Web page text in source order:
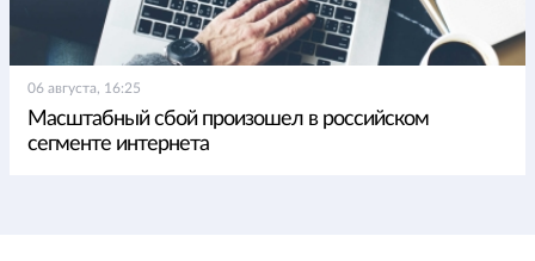
06 августа, 16:25
Масштабный сбой произошел в российском
сегменте интернета